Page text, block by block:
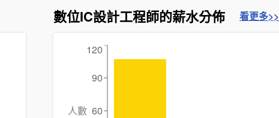
數位IC設計工程師的薪水分佈 看更多>>
60
90
120
人數